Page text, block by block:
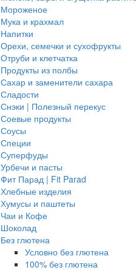
Мороженое
Мука и крахмал
Напитки
Орехи, семечки и сухофрукты
Отруби и клетчатка
Продукты из полбы
Сахар и заменители сахара
Сладости
Снэки | Полезный перекус
Соевые продукты
Соусы
Специи
Суперфуды
Урбечи и пасты
Фит Парад | Fit Parad
Хлебные изделия
Хумусы и паштеты
Чаи и Кофе
Шоколад
Без глютена
Условно без глютена
100% без глютена